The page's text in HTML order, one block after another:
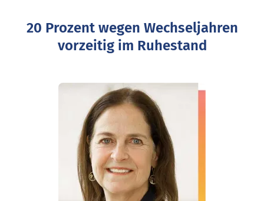
20 Prozent wegen Wechseljahren
vorzeitig im Ruhestand